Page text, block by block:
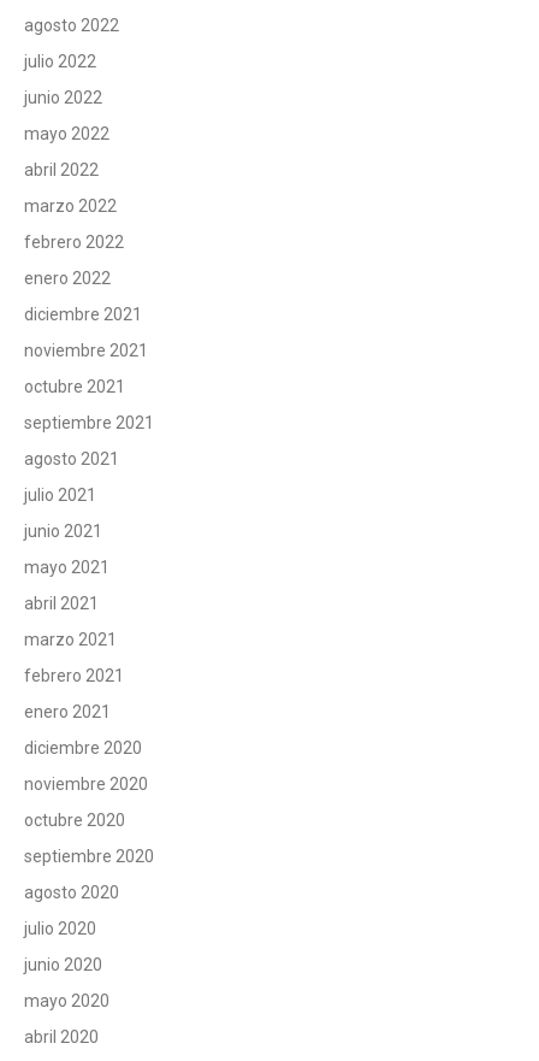
agosto 2022
julio 2022
junio 2022
mayo 2022
abril 2022
marzo 2022
febrero 2022
enero 2022
diciembre 2021
noviembre 2021
octubre 2021
septiembre 2021
agosto 2021
julio 2021
junio 2021
mayo 2021
abril 2021
marzo 2021
febrero 2021
enero 2021
diciembre 2020
noviembre 2020
octubre 2020
septiembre 2020
agosto 2020
julio 2020
junio 2020
mayo 2020
abril 2020